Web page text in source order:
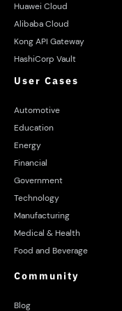
Huawei Cloud
Alibaba Cloud
Kong API Gateway
HashiCorp Vault
User Cases
Automotive
Education
Energy
Financial
Government
Technology
Manufacturing
Medical & Health
Food and Beverage
Community
Blog